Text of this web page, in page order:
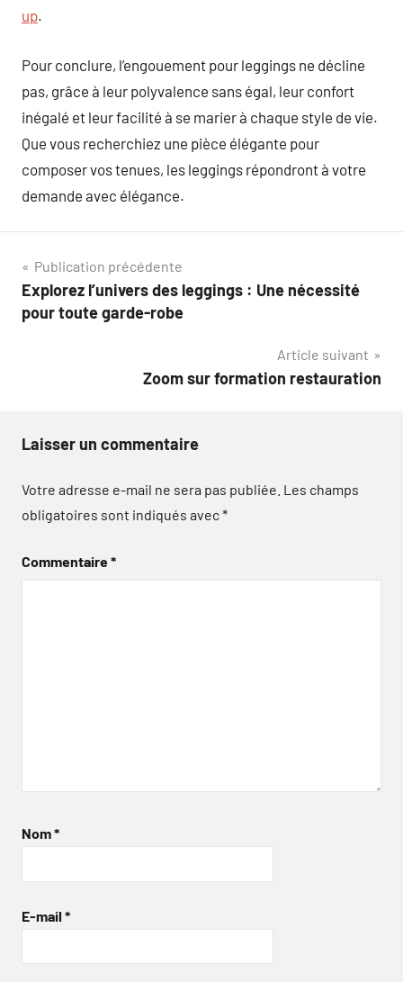
up.
Pour conclure, l’engouement pour leggings ne décline
pas, grâce à leur polyvalence sans égal, leur confort
inégalé et leur facilité à se marier à chaque style de vie.
Que vous recherchiez une pièce élégante pour
composer vos tenues, les leggings répondront à votre
demande avec élégance.
Navigation
de
Publication précédente
Explorez l’univers des leggings : Une nécessité
pour toute garde-robe
Article suivant
Zoom sur formation restauration
Laisser un commentaire
Votre adresse e-mail ne sera pas publiée. Les champs
obligatoires sont indiqués avec*
Commentaire*
Nom*
E-mail *